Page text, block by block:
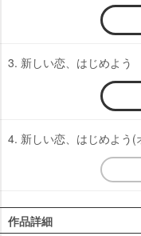
3. 新しい恋、はじめよう
4. 新しい恋、はじめよう(
作品詳細